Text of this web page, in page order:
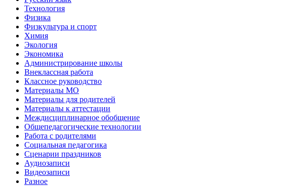
Технология
Физика
Физкультура и спорт
Химия
Экология
Экономика
Администрирование школы
Внеклассная работа
Классное руководство
Материалы МО
Материалы для родителей
Материалы к аттестации
Междисциплинарное обобщение
Общепедагогические технологии
Работа с родителями
Социальная педагогика
Сценарии праздников
Аудиозаписи
Видеозаписи
Разное